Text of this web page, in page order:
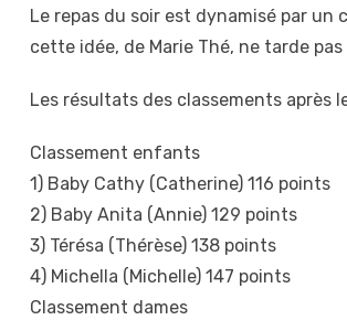
Le repas du soir est dynamisé par
cette idée, de Marie Thé, ne tarde
Les résultats des classements après
Classement enfants
1) Baby Cathy (Catherine) 116 points
2) Baby Anita (Annie) 129 points
3) Térésa (Thérèse) 138 points
4) Michella (Michelle) 147 points
Classement dames